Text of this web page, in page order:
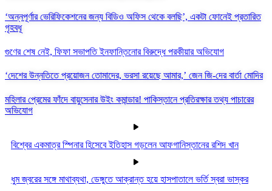
‘অন্নপূর্ণার ভেরিফিকেশনের জন্য বিডিও অফিস থেকে বলছি’, একটা ফোনেই প্রতারিত
গৃহবধূ
গুণের শেষ নেই, ফিফা সভাপতি ইনফান্তিনোর বিরুদ্ধে পরকীয়ার অভিযোগ
‘দেশের উন্নতিতে প্রয়োজন তোমাদের, ভরসা রয়েছে আমার,’ জেন জি-দের বার্তা মোদির
মহিলার প্রেমের ফাঁদে বায়ুসেনার উইং কমান্ডার! পাকিস্তানে প্রতিরক্ষার তথ্য পাচারের
অভিযোগ
বিশ্বের একমাত্র স্পিনার হিসেবে ইতিহাস গড়লেন আফগানিস্তানের রশিদ খান
ধুম জ্বরের সঙ্গে মাথাব্যথা, ডেঙ্গুতে আক্রান্ত হয়ে হাসপাতালে ভর্তি স্বরা ভাস্কর